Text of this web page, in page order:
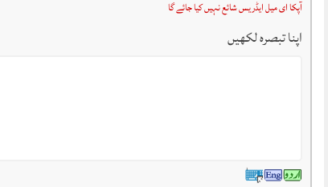
آپکا ای میل ایڈریس شائع نہیں کیا جائے گا
اپنا تبصرہ لکھیں